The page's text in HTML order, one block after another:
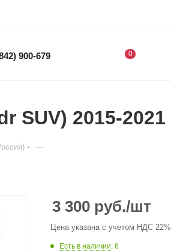
900-679 0
SUV) 2015-2021
—
3 300 руб./шт
Цена указана с учетом НДС 22%
Есть в наличии: 6